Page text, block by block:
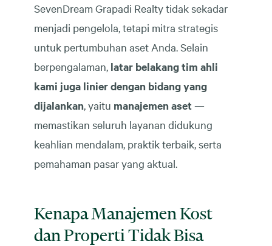
SevenDream Grapadi Realty tidak sekadar
menjadi pengelola, tetapi mitra strategis
untuk pertumbuhan aset Anda. Selain
berpengalaman, latar belakang tim ahli
kami juga linier dengan bidang yang
dijalankan, yaitu manajemen aset—
memastikan seluruh layanan didukung
keahlian mendalam, praktik terbaik, serta
pemahaman pasar yang aktual.
Kenapa Manajemen Kost
dan Properti Tidak Bisa